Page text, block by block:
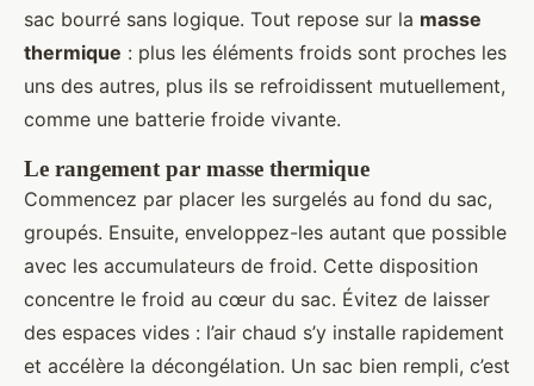
sac bourré sans logique. Tout repose sur la masse
thermique : plus les éléments froids sont proches les
uns des autres, plus ils se refroidissent mutuellement,
comme une batterie froide vivante.
Le rangement par masse thermique
Commencez par placer les surgelés au fond du sac,
groupés. Ensuite, enveloppez-les autant que possible
avec les accumulateurs de froid. Cette disposition
concentre le froid au cœur du sac. Évitez de laisser
des espaces vides : l’air chaud s’y installe rapidement
et accélère la décongélation. Un sac bien rempli, c’est